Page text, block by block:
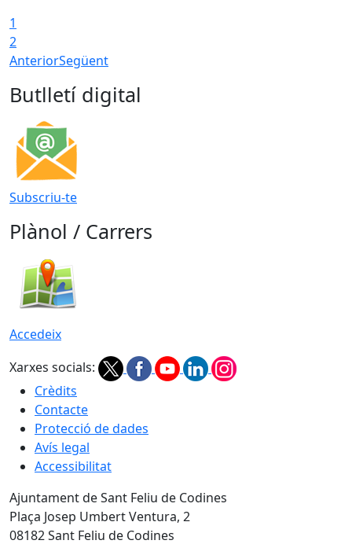
1
2
AnteriorSegüent
Butlletí digital
Subscriu-te
Plànol / Carrers
Accedeix
Xarxes socials:
Crèdits
Contacte
Protecció de dades
Avís legal
Accessibilitat
Ajuntament de Sant Feliu de Codines
Plaça Josep Umbert Ventura, 2
08182 Sant Feliu de Codines